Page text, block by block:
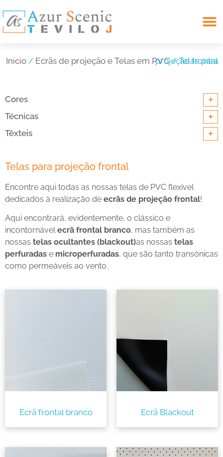
Início / Ecrãs de projeção e Telas em PVC/ Telas para projeção frontal
Cores +
Técnicas +
Têxteis +
Telas para projeção frontal
Encontre aqui todas as nossas telas de PVC flexível
dedicados à realização de ecrãs de projeção frontal!
Aqui encontrará, evidentemente, o clássico e
incontornávelecrã frontal branco, mas também as
nossas telas ocultantes (blackout)as nossas telas
perfuradas e microperfuradas, que são tanto transónicas
como permeáveis ao vento.
Ecrã frontal branco Ecrã Blackout